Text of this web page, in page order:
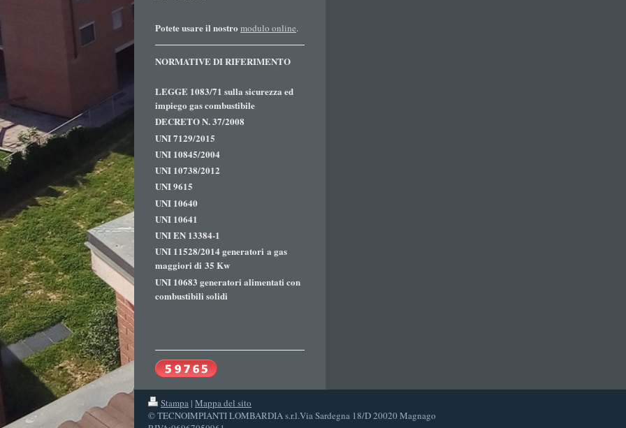
Potete usare il nostro modulo online.
NORMATIVE DI RIFERIMENTO
LEGGE 1083/71 sulla sicurezza ed
impiego gas combustibile
DECRETO N. 37/2008
UNI 7129/2015
UNI 10845/2004
UNI 10738/2012
UNI 9615
UNI 10640
UNI 10641
UNI EN 13384-1
UNI 11528/2014 generatori a gas
maggiori di 35 Kw
UNI 10683 generatori alimentati con
combustibili solidi
Stampa | Mappa del sito
© TECNOIMPIANTI LOMBARDIA s.r.l.Via Sardegna 18/D 20020 Magnago